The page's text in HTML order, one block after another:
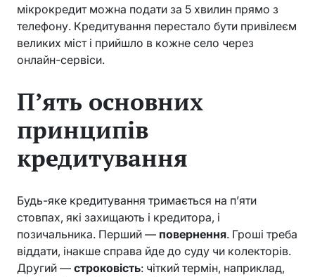
мікрокредит можна подати за 5 хвилин прямо з
телефону. Кредитування перестало бути привілеєм
великих міст і прийшло в кожне село через
онлайн-сервіси.
П’ять основних
принципів
кредитування
Будь-яке кредитування тримається на п’яти
стовпах, які захищають і кредитора, і
позичальника. Перший — повернення. Гроші треба
віддати, інакше справа йде до суду чи колекторів.
Другий — строковість: чіткий термін, наприклад,